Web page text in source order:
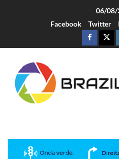
06/08/
Facebook
Twitter